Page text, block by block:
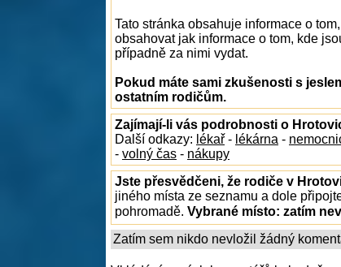
Tato stránka obsahuje informace o
obsahovat jak informace o tom, kde
případně za nimi vydat.
Pokud máte sami zkušenosti s
ostatním rodičům.
Zajímají-li vás podrobnosti o
Další odkazy: lékař - lékárna -
- volný čas - nákupy
Jste přesvědčeni, že rodiče v
jiného místa ze seznamu a dole
pohromadě. Vybrané místo: zatím
Zatím sem nikdo nevložil žádný